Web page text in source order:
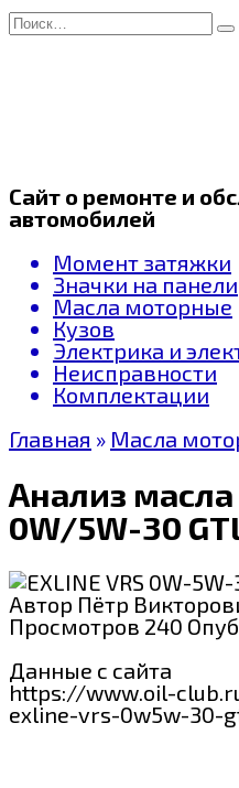
Перейти
к
Search
for:
Сайт о ремонте и
автомобилей
Момент затяжки
Значки на панели
Масла моторные
Кузов
Электрика и
Неисправности
Комплектации
Главная » Масла
Анализ масла
0W/5W-30
Автор Пётр
Просмотров 240
Данные с сайта
https://www.oil-
exline-vrs-0w5w-30-